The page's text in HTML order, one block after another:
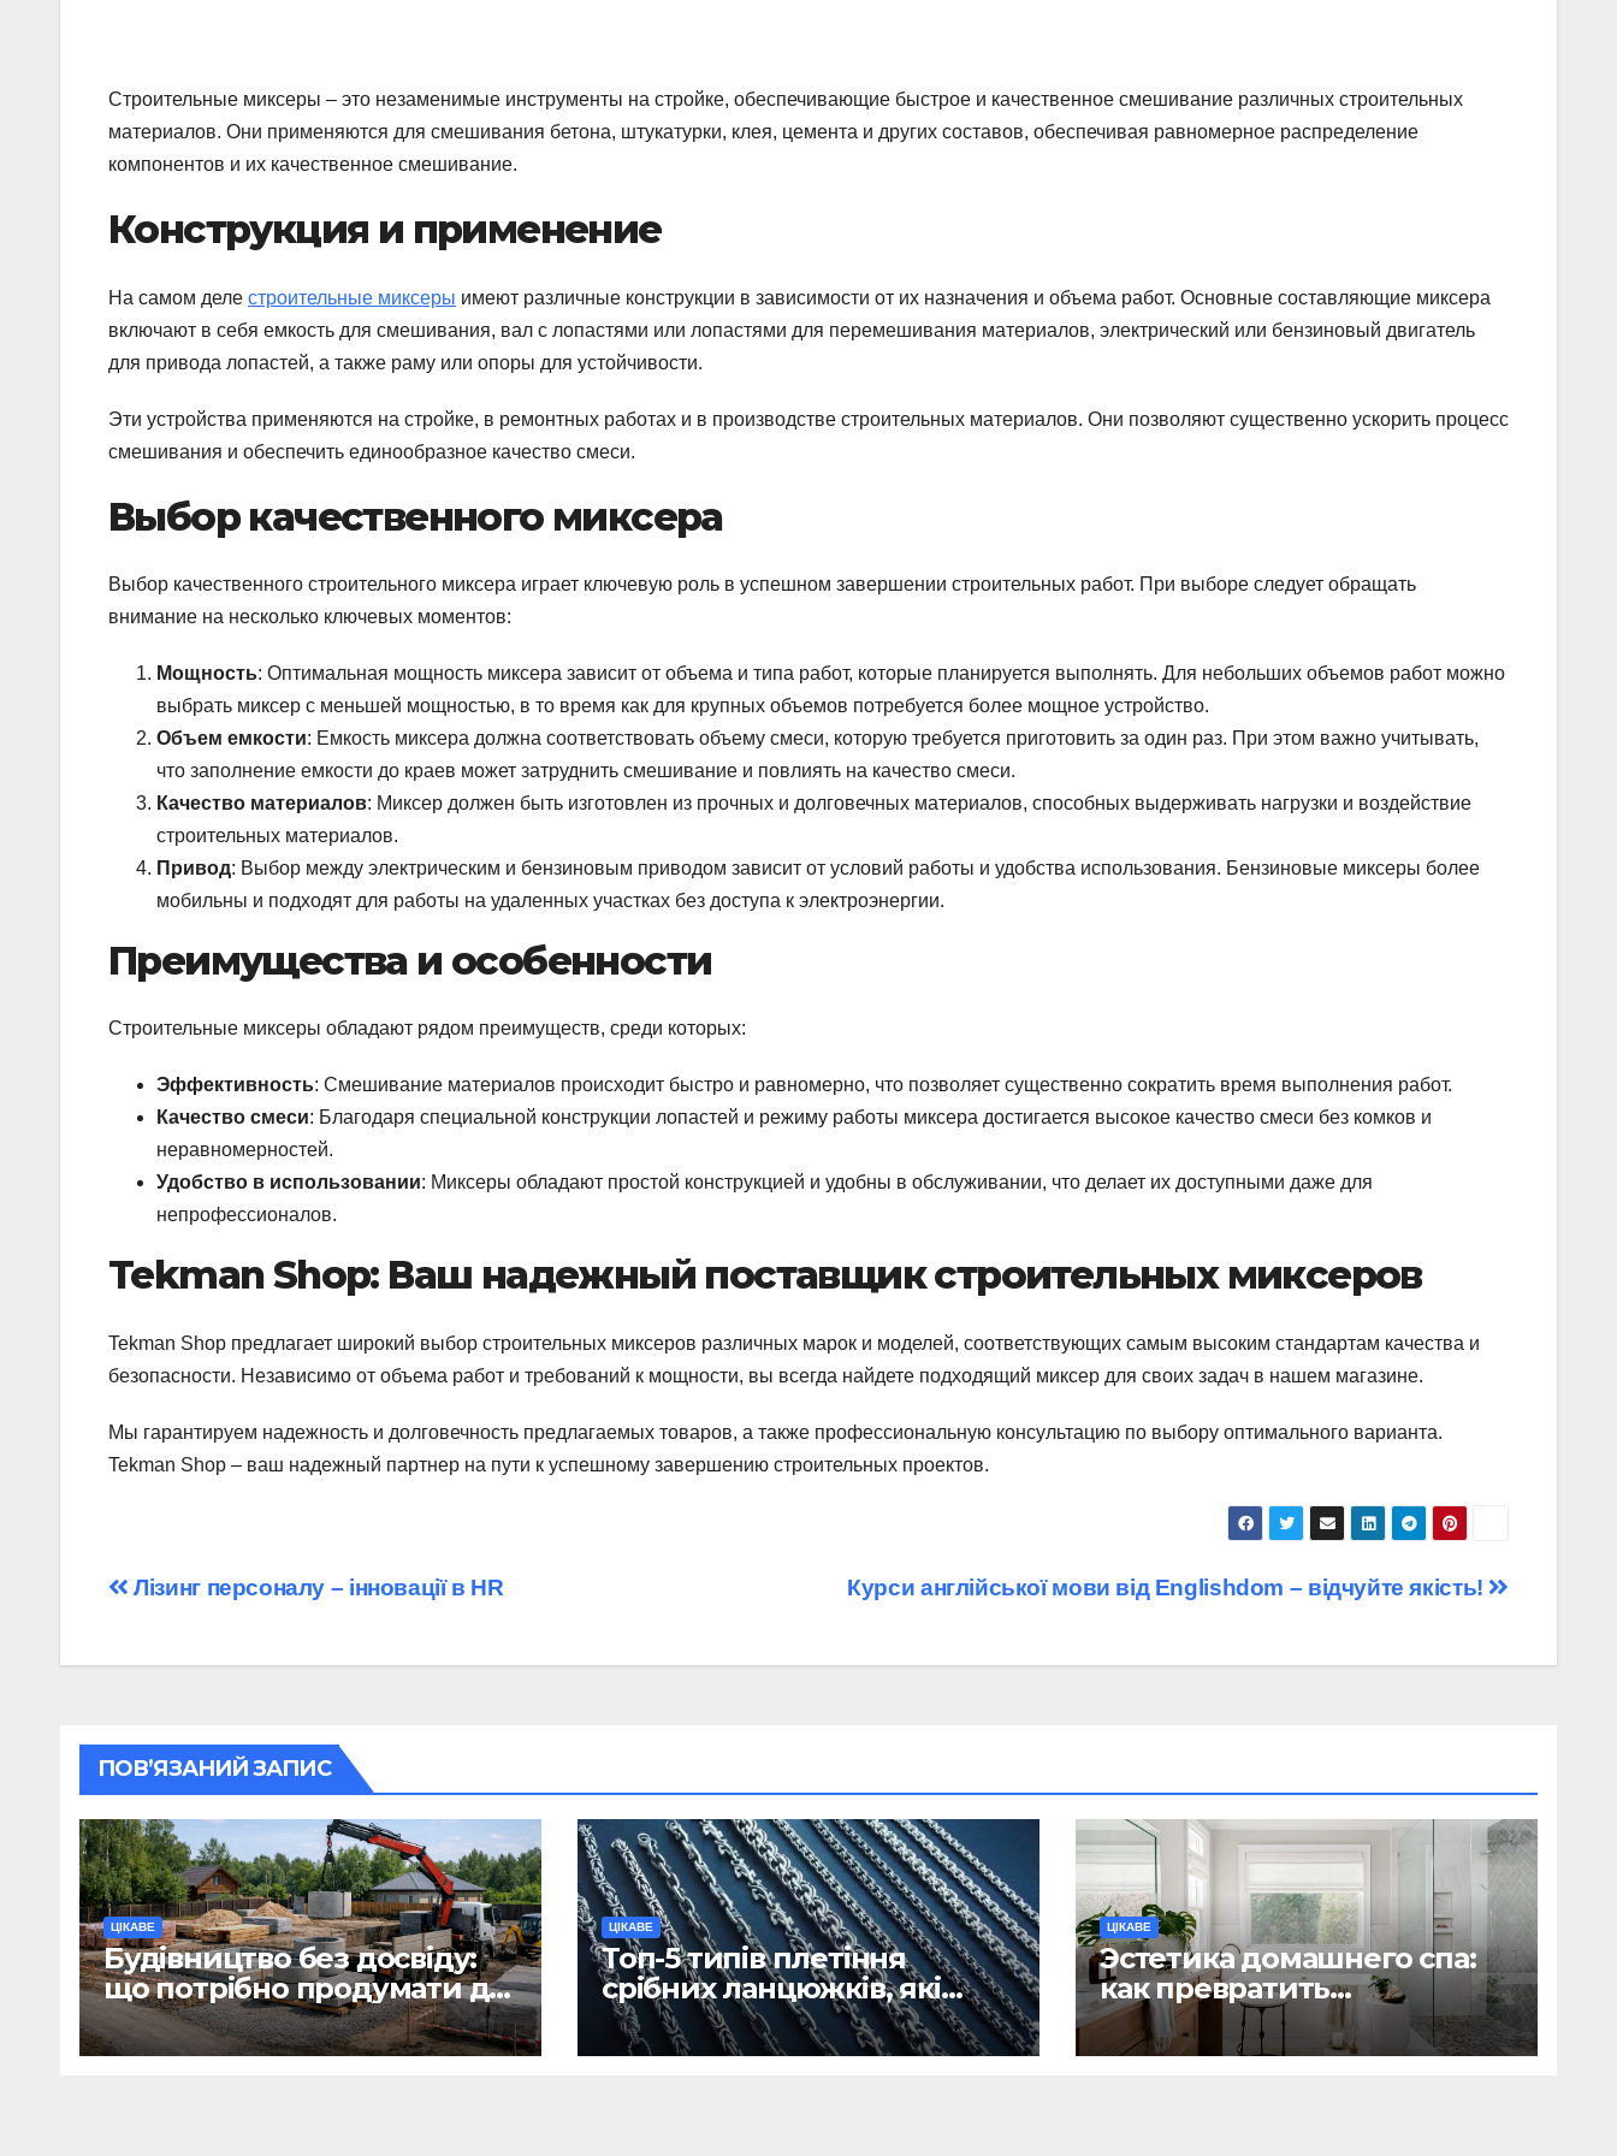
Строительные миксеры – это незаменимые инструменты на стройке, обеспечивающие быстрое и качественное смешивание различных строительных
материалов. Они применяются для смешивания бетона, штукатурки, клея, цемента и других составов, обеспечивая равномерное распределение
компонентов и их качественное смешивание.
Конструкция и применение
На самом деле строительные миксеры имеют различные конструкции в зависимости от их назначения и объема работ. Основные составляющие миксера
включают в себя емкость для смешивания, вал с лопастями или лопастями для перемешивания материалов, электрический или бензиновый двигатель
для привода лопастей, а также раму или опоры для устойчивости.
Эти устройства применяются на стройке, в ремонтных работах и в производстве строительных материалов. Они позволяют существенно ускорить процесс
смешивания и обеспечить единообразное качество смеси.
Выбор качественного миксера
Выбор качественного строительного миксера играет ключевую роль в успешном завершении строительных работ. При выборе следует обращать
внимание на несколько ключевых моментов:
Мощность: Оптимальная мощность миксера зависит от объема и типа работ, которые планируется выполнять. Для небольших объемов работ можно
выбрать миксер с меньшей мощностью, в то время как для крупных объемов потребуется более мощное устройство.
Объем емкости: Емкость миксера должна соответствовать объему смеси, которую требуется приготовить за один раз. При этом важно учитывать,
что заполнение емкости до краев может затруднить смешивание и повлиять на качество смеси.
Качество материалов: Миксер должен быть изготовлен из прочных и долговечных материалов, способных выдерживать нагрузки и воздействие
строительных материалов.
Привод: Выбор между электрическим и бензиновым приводом зависит от условий работы и удобства использования. Бензиновые миксеры более
мобильны и подходят для работы на удаленных участках без доступа к электроэнергии.
Преимущества и особенности
Строительные миксеры обладают рядом преимуществ, среди которых:
Эффективность: Смешивание материалов происходит быстро и равномерно, что позволяет существенно сократить время выполнения работ.
Качество смеси: Благодаря специальной конструкции лопастей и режиму работы миксера достигается высокое качество смеси без комков и
неравномерностей.
Удобство в использовании: Миксеры обладают простой конструкцией и удобны в обслуживании, что делает их доступными даже для
непрофессионалов.
Tekman Shop: Ваш надежный поставщик строительных миксеров
Tekman Shop предлагает широкий выбор строительных миксеров различных марок и моделей, соответствующих самым высоким стандартам качества и
безопасности. Независимо от объема работ и требований к мощности, вы всегда найдете подходящий миксер для своих задач в нашем магазине.
Мы гарантируем надежность и долговечность предлагаемых товаров, а также профессиональную консультацию по выбору оптимального варианта.
Tekman Shop – ваш надежный партнер на пути к успешному завершению строительных проектов.
Навігація
Курси англійської мови від Englishdom – відчуйте якість!
Лізинг персоналу – інновації в HR
ПОВ’ЯЗАНИЙ ЗАПИС
ЦІКАВЕ
Будівництво без досвіду:
що потрібно продумати до
першої доставки на
ділянку
ЦІКАВЕ
Топ-5 типів плетіння
срібних ланцюжків, які
вважаються
найнадійнішими
ЦІКАВЕ
Эстетика домашнего спа:
как превратить
ежедневную гигиену в
восстанавливающий